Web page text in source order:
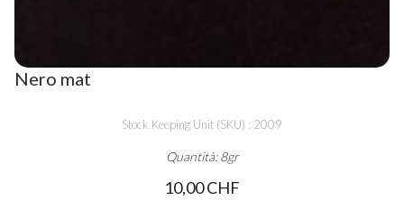
Nero mat
Stock Keeping Unit (SKU) : 2009
Quantità: 8gr
10,00 CHF